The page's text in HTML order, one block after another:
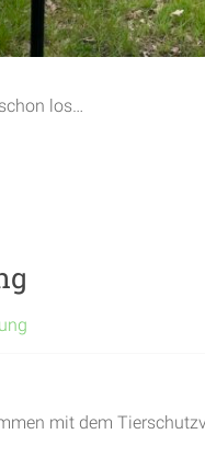
los…
mit dem